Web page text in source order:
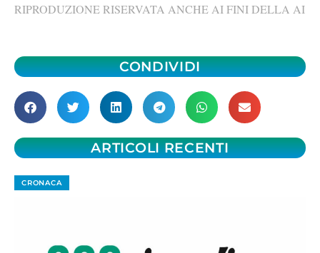
RIPRODUZIONE RISERVATA ANCHE AI FINI DELLA AI
CONDIVIDI
ARTICOLI RECENTI
CRONACA